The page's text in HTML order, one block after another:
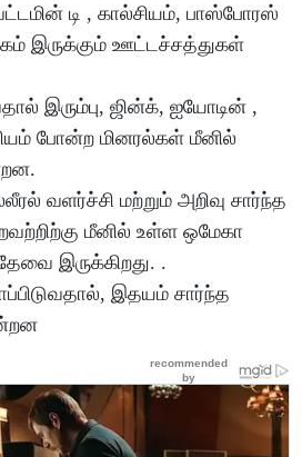
டி , கால்சியம், பாஸ்போரஸ்
இருக்கும் ஊட்டச்சத்துகள்
இரும்பு, ஜின்க், ஐயோடின் ,
போன்ற மினரல்கள் மீனில்
வளர்ச்சி மற்றும் அறிவு சார்ந்த
மீனில் உள்ள ஒமேகா
இருக்கிறது. .
இதயம் சார்ந்த